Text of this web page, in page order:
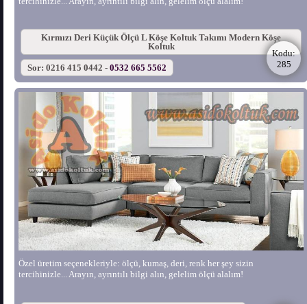
Kırmızı Deri Küçük Ölçü L Köşe Koltuk Takımı Modern Köşe
Koltuk
Kodu:
285
Sor: 0216 415 0442 - 0532 665 5562
Özel üretim seçenekleriyle: ölçü, kumaş, deri, renk her şey sizin
tercihinizle... Arayın, ayrıntılı bilgi alın, gelelim ölçü alalım!